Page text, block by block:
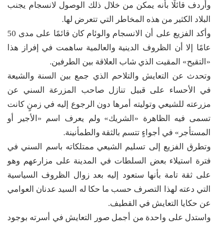
وأردف قائلًا بأنه يمكن من خلال ذلك الوصول لانسجام يجنب
البلاد الكثير من هذه المخاطر التي تتعرض لها.
وأكد الفزيع على أن الانسجام والوئام كان قائمًا على مدى 50
عامًا إلا أن الظروف الدينية والعالمية ساهمت في إفراز هذا
«التقيح» المقيت الذي شاب العلاقة بين الطرفين.
وتحدث عن التعايش والتلاحم الذي جمع بين السنة والشيعة
في الأحساء على قبيل تنازل صاحب المزرعة السني عن
مزرعته للشيعي وتوليته أمرها دون الرجوع إليه في زمنٍ كانت
تسمى فيه الظاهرة «الشريك» ولم يعرف اسم «الأجير أو
المستأجر» في أجواءٍ تتسم بالثقة والطمأنينة.
وتطرق الفزيع إلى تسليم الشيعي ممتلكاته باسم السني في
فترة استيلاء بعض السلطات في المدينة على مزارعهم وهو
على ثقة تامة بأنها ستعود إليه بعد زوال الظروف السياسية
التي دعته لهذا التصرف حسب ما حكا له السيد عدنان العوامي
عن حكايا التعايش في القطيف.
واستدل على واحدة من أجمل صور التعايش في أسرته بوجود